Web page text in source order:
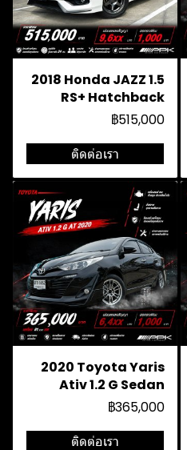
2018 Honda JAZZ 1.5
RS+ Hatchback
฿515,000
ติดต่อเรา
2020 Toyota Yaris
Ativ 1.2 G Sedan
฿365,000
ติดต่อเรา